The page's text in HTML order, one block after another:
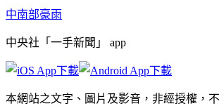
中南部豪雨
中央社「一手新聞」 app
本網站之文字、圖片及影音，非經授權，